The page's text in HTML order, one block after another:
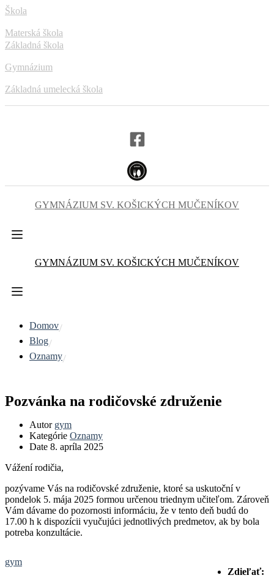
Škola
Materská škola
Základná škola
Gymnázium
Základná umelecká škola
GYMNÁZIUM SV. KOŠICKÝCH MUČENÍKOV
GYMNÁZIUM SV. KOŠICKÝCH MUČENÍKOV
Domov
Blog
Oznamy
Pozvánka na rodičovské združenie
Autor gym
Kategórie Oznamy
Date 8. apríla 2025
Vážení rodičia,
pozývame Vás na rodičovské združenie, ktoré sa uskutoční v
pondelok 5. mája 2025 formou určenou triednym učiteľom. Zároveň
Vám dávame do pozornosti informáciu, že v tento deň budú do
17.00 h k dispozícii vyučujúci jednotlivých predmetov, ak by bola
potreba konzultácie.
Zdieľať:
gym